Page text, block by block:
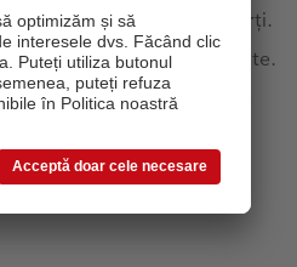
a afișa cele trei coperți.
în moduri și grade diferite.
fi un adevărat punct de